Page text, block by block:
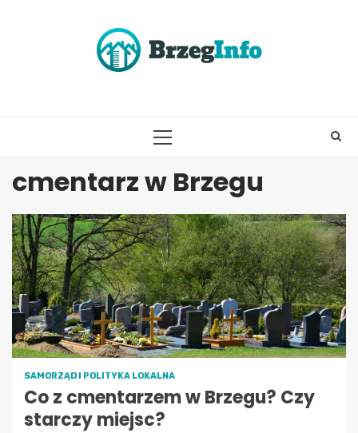
PRIMARY
cmentarz w Brzegu
SAMORZĄD I POLITYKA LOKALNA
Co z cmentarzem w Brzegu? Czy
starczy miejsc?